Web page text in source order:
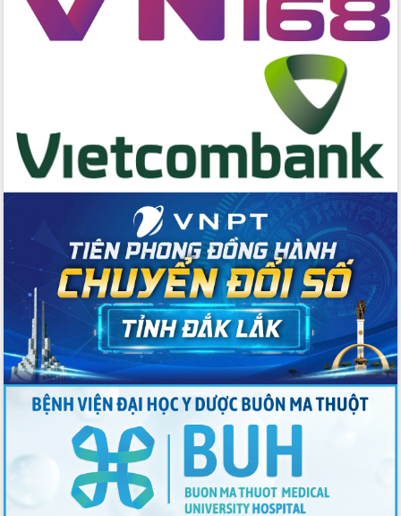
Đắk Lắk ký kết thỏa thuận hợp tác về
chuyển đổi số giai đoạn 2026 – 2030
với Tập đoàn Bưu chính Viễn thông
Du lịch Đắk Lắk nâng tầm trải nghiệm
du khách thông qua Hệ thống cơ sở dữ
liệu và Bản đồ số
Tập huấn ứng dụng trí tuệ nhân tạo (AI)
trong thương mại điện tử năm 2026
Đoàn đại biểu Quốc hội tỉnh Đắk Lắk
trao đổi thông tin trước Kỳ họp thứ
nhất, Quốc hội khóa XVI
Quyết liệt cải cách hành chính, khơi
thông nguồn lực phát triển
Nâng cao hiệu lực, hiệu quả HĐND
tỉnh thông qua hiện đại hóa hành chính
Xã Ea Phê gắn cải cách hành chính với
chuyển đổi số
Phó Chủ tịch Thường trực UBND tỉnh
Hồ Thị Nguyên Thảo làm việc tại Trung
tâm Phục vụ hành chính công xã Ea
Xây dựng nền hành chính số đồng